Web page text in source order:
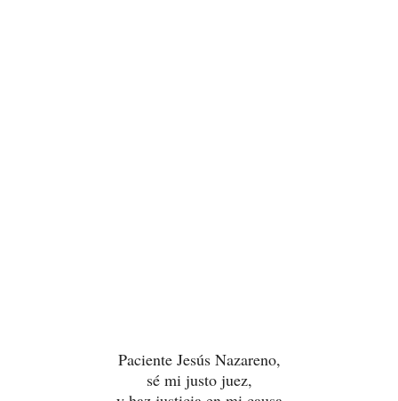
Paciente Jesús Nazareno,
sé mi justo juez,